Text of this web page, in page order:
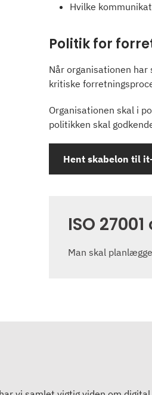
Hvilke
Politik for
Når organisationen
kritiske
Organisationen skal i
politikken skal
Hent skabelon til
ISO
Man skal